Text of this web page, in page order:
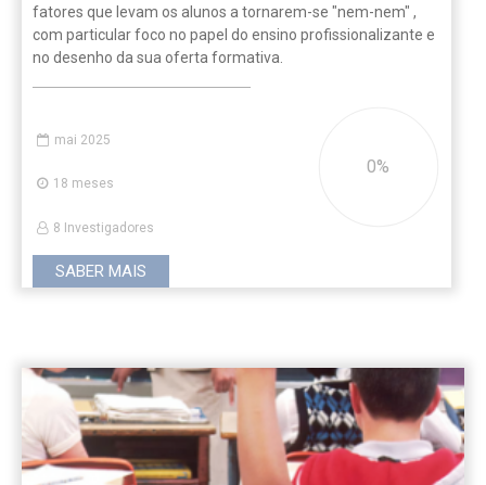
fatores que levam os alunos a tornarem-se "nem-nem" ,
com particular foco no papel do ensino profissionalizante e
no desenho da sua oferta formativa.
0
mai 2025
18 meses
8 Investigadores
SABER MAIS